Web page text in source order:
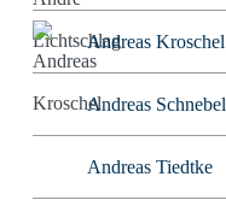
Andreas Kroschel
Andreas Schnebel
Andreas Tiedtke